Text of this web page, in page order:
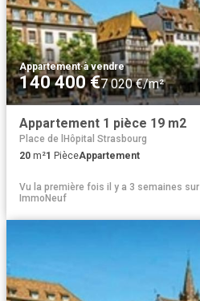
Appartement·à vendre
140 400 €7 020 €/m²
Appartement 1 pièce 19 m2
Place de lHôpital Strasbourg
20 m²1 PièceAppartement
Vu la première fois il y a 3 semaines sur
ImmoNeuf